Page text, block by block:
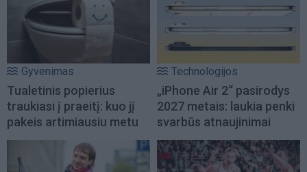
Gyvenimas
Tualetinis popierius
traukiasi į praeitį: kuo jį
pakeis artimiausiu metu
Technologijos
„iPhone Air 2“ pasirodys
2027 metais: laukia penki
svarbūs atnaujinimai